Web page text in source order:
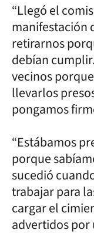
“Llegó el
manifestación
retirarnos
debían
vecinos
llevarlos
pongamos
“Estábamos
porque
sucedió
trabajar para
cargar el
advertidos por